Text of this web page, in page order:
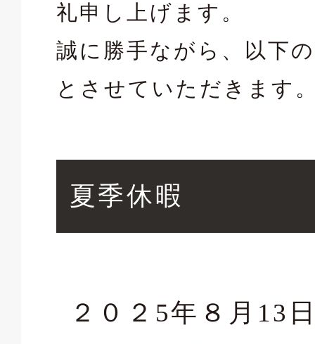
礼申し上げます。
誠に勝手ながら、以下
とさせていただきます
夏季休暇
２０２5年８月13
2377
せフォーム